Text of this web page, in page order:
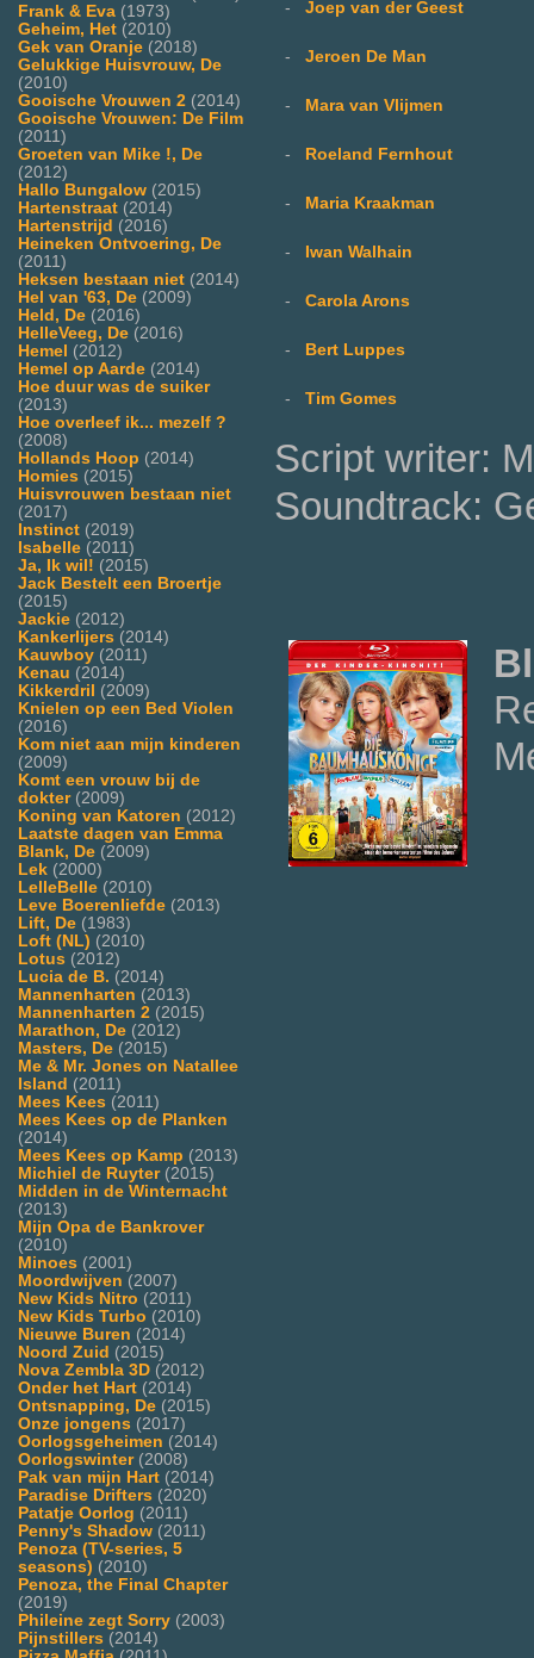
Frank & Eva (1973)
Geheim, Het (2010)
Gek van Oranje (2018)
Gelukkige Huisvrouw, De
(2010)
Gooische Vrouwen 2 (2014)
Gooische Vrouwen: De Film
(2011)
Groeten van Mike !, De
(2012)
Hallo Bungalow (2015)
Hartenstraat (2014)
Hartenstrijd (2016)
Heineken Ontvoering, De
(2011)
Heksen bestaan niet (2014)
Hel van '63, De (2009)
Held, De (2016)
HelleVeeg, De (2016)
Hemel (2012)
Hemel op Aarde (2014)
Hoe duur was de suiker
(2013)
Hoe overleef ik... mezelf ?
(2008)
Hollands Hoop (2014)
Homies (2015)
Huisvrouwen bestaan niet
(2017)
Instinct (2019)
Isabelle (2011)
Ja, Ik wil! (2015)
Jack Bestelt een Broertje
(2015)
Jackie (2012)
Kankerlijers (2014)
Kauwboy (2011)
Kenau (2014)
Kikkerdril
(2009)
Knielen op een Bed Violen
(2016)
Kom niet aan mijn kinderen
(2009)
Komt een vrouw bij de
dokter(2009)
Koning van Katoren (2012)
Laatste dagen van Emma
Blank, De (2009)
Lek (2000)
LelleBelle (2010)
Leve Boerenliefde (2013)
Lift, De (1983)
Loft (NL) (2010)
Lotus (2012)
Lucia de B. (2014)
Mannenharten (2013)
Mannenharten 2 (2015)
Marathon, De (2012)
Masters, De (2015)
Me & Mr. Jones on Natallee
Island (2011)
Mees Kees (2011)
Mees Kees op de Planken
(2014)
Mees Kees op Kamp (2013)
Michiel de Ruyter(2015)
Midden in de Winternacht
(2013)
Mijn Opa de Bankrover
(2010)
Minoes (2001)
Moordwijven (2007)
New Kids Nitro (2011)
New Kids Turbo (2010)
Nieuwe Buren (2014)
Noord Zuid (2015)
Nova Zembla 3D (2012)
Onder het Hart (2014)
Ontsnapping, De (2015)
Onze jongens (2017)
Oorlogsgeheimen (2014)
Oorlogswinter(2008)
Pak van mijn Hart (2014)
Paradise Drifters (2020)
Patatje Oorlog (2011)
Penny's Shadow (2011)
Penoza (TV-series, 5
seasons) (2010)
Penoza, the Final Chapter
(2019)
Phileine zegt Sorry (2003)
Pijnstillers (2014)
- Joep van der Geest
- Jeroen De Man
- Mara van Vlijmen
- Roeland Fernhout
- Maria Kraakman
- Iwan Walhain
- Carola Arons
- Bert Luppes
- Tim Gomes
Script writer:
Soundtrack: